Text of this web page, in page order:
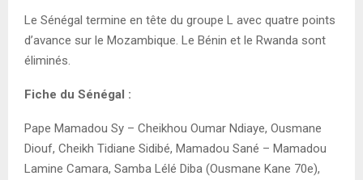
Le Sénégal termine en tête du groupe L avec quatre points
d’avance sur le Mozambique. Le Bénin et le Rwanda sont
éliminés.
Fiche du Sénégal :
Pape Mamadou Sy – Cheikhou Oumar Ndiaye, Ousmane
Diouf, Cheikh Tidiane Sidibé, Mamadou Sané – Mamadou
Lamine Camara, Samba Lélé Diba (Ousmane Kane 70e),